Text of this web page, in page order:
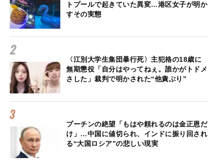
トプールで起きていた異変…港区女子が明か
すその実態
〈江別大学生集団暴行死〉主犯格の18歳に
無期懲役「自分はやってねぇ。誰かがトドメ
さした」裁判で明かされた“他責ぶり”
プーチンの絶望「もはや頼れるのは金正恩だ
け」…中国に値切られ、インドに振り回され
る“大国ロシア”の悲しい現実